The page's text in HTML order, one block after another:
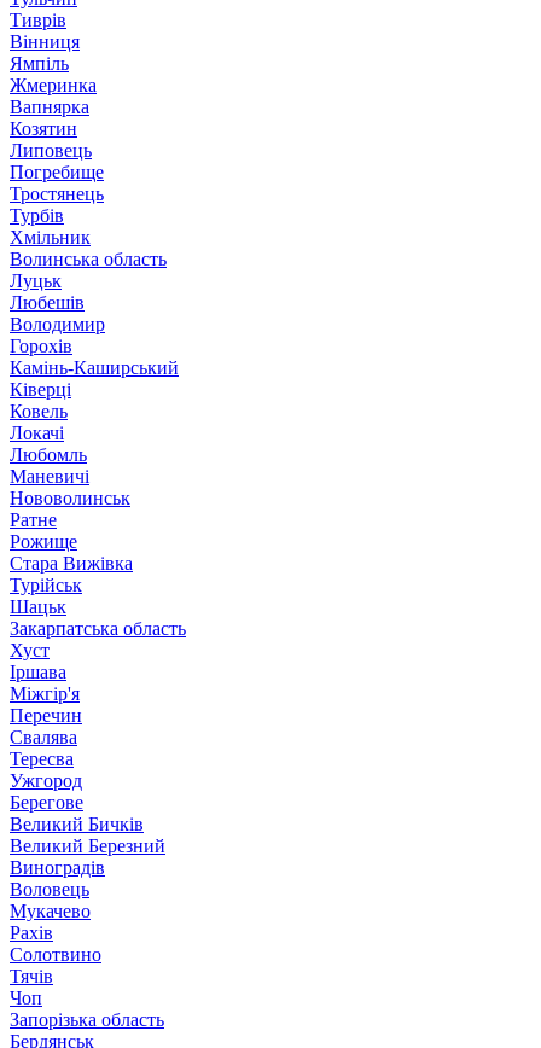
Тиврів
Вінниця
Ямпіль
Жмеринка
Вапнярка
Козятин
Липовець
Погребище
Тростянець
Турбів
Хмільник
Волинська область
Луцьк
Любешів
Володимир
Горохів
Камінь-Каширський
Ківерці
Ковель
Локачі
Любомль
Маневичі
Нововолинськ
Ратне
Рожище
Стара Вижівка
Турійськ
Шацьк
Закарпатська область
Хуст
Іршава
Міжгір'я
Перечин
Свалява
Тересва
Ужгород
Берегове
Великий Бичків
Великий Березний
Виноградів
Воловець
Мукачево
Рахів
Солотвино
Тячів
Чоп
Запорізька область
Бердянськ